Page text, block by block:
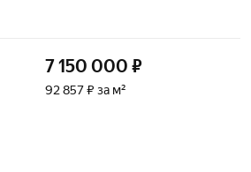
7 150 000 ₽
92 857 ₽ за м²